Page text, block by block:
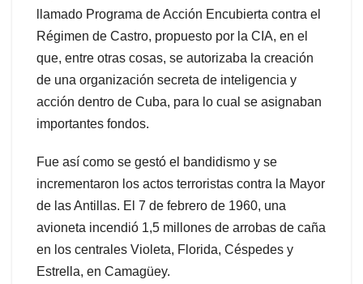
llamado Programa de Acción Encubierta contra el
Régimen de Castro, propuesto por la CIA, en el
que, entre otras cosas, se autorizaba la creación
de una organización secreta de inteligencia y
acción dentro de Cuba, para lo cual se asignaban
importantes fondos.
Fue así como se gestó el bandidismo y se
incrementaron los actos terroristas contra la Mayor
de las Antillas. El 7 de febrero de 1960, una
avioneta incendió 1,5 millones de arrobas de caña
en los centrales Violeta, Florida, Céspedes y
Estrella, en Camagüey.